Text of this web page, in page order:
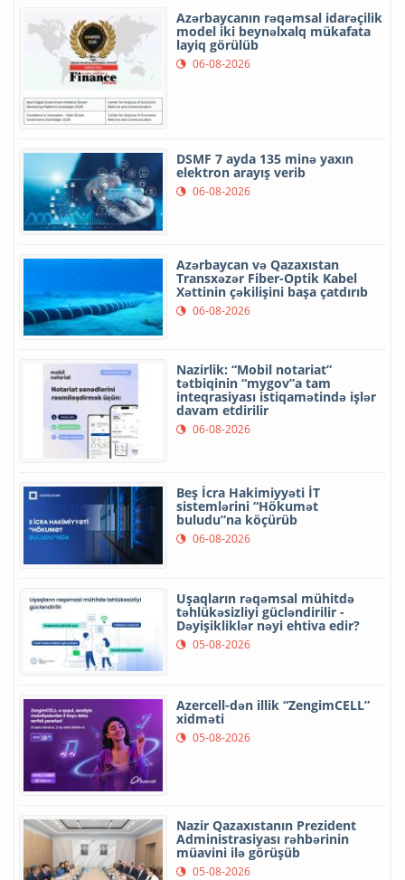
Azərbaycanın rəqəmsal idarəçilik
model iki beynəlxalq mükafata
layiq görülüb
06-08-2026
DSMF 7 ayda 135 minə yaxın
elektron arayış verib
06-08-2026
Azərbaycan və Qazaxıstan
Transxəzər Fiber-Optik Kabel
Xəttinin çəkilişini başa çatdırıb
06-08-2026
Nazirlik: “Mobil notariat”
tətbiqinin “mygov”a tam
inteqrasiyası istiqamətində işlər
davam etdirilir
06-08-2026
Beş İcra Hakimiyyəti İT
sistemlərini “Hökumət
buludu”na köçürüb
06-08-2026
Uşaqların rəqəmsal mühitdə
təhlükəsizliyi gücləndirilir -
Dəyişikliklər nəyi ehtiva edir?
05-08-2026
Azercell-dən illik “ZengimCELL”
xidməti
05-08-2026
Nazir Qazaxıstanın Prezident
Administrasiyası rəhbərinin
müavini ilə görüşüb
05-08-2026